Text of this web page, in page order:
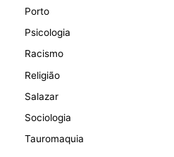
Porto
Psicologia
Racismo
Religião
Salazar
Sociologia
Tauromaquia